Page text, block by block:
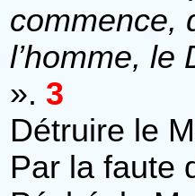
commence,
l’homme, le
». 3
Détruire le
Par la faute